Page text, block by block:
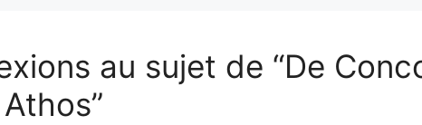
au sujet de “De